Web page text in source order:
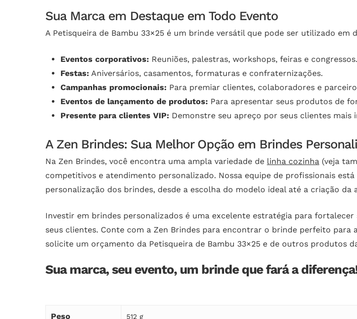
Sua Marca em Destaque em Todo Evento
A Petisqueira de Bambu 33×25 é um brinde versátil que pode ser utilizado em
Eventos corporativos: Reuniões, palestras, workshops, feiras e congressos.
Festas: Aniversários, casamentos, formaturas e confraternizações.
Campanhas promocionais: Para premiar clientes, colaboradores e
Eventos de lançamento de produtos: Para apresentar seus produtos de
Presente para clientes VIP: Demonstre seu apreço por seus clientes
A Zen Brindes: Sua Melhor Opção em Brindes
Na Zen Brindes, você encontra uma ampla variedade de linha cozinha (veja
competitivos e atendimento personalizado. Nossa equipe de profissionais
personalização dos brindes, desde a escolha do modelo ideal até a criação da
Investir em brindes personalizados é uma excelente estratégia para
seus clientes. Conte com a Zen Brindes para encontrar o brinde perfeito
solicite um orçamento da Petisqueira de Bambu 33×25 e de outros produtos
Sua marca, seu evento, um brinde que fará a
Peso 512 g